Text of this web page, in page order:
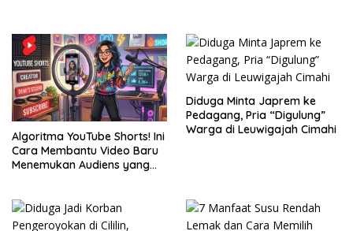
Algoritma YouTube Shorts! Ini
Cara Membantu Video Baru
Menemukan Audiens yang
Diduga Minta Japrem ke
Pedagang, Pria “Digulung”
Warga di Leuwigajah Cimahi